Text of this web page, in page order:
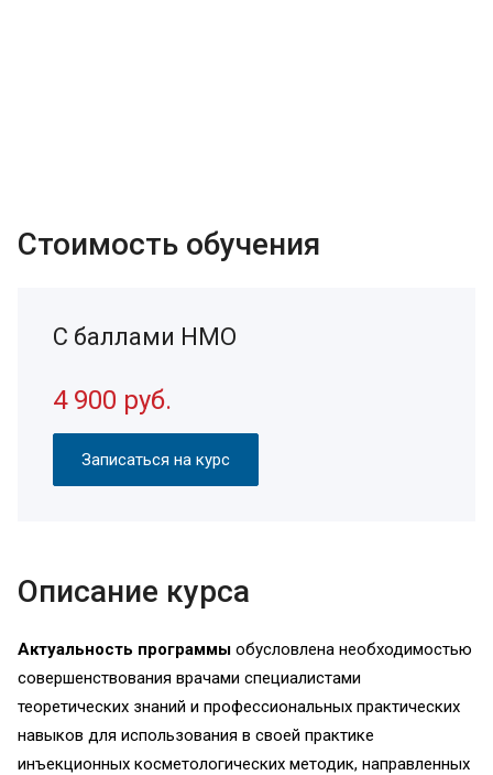
Стоимость обучения
С баллами НМО
4 900 руб.
Записаться на курс
Описание курса
Актуальность программы обусловлена необходимостью
совершенствования врачами специалистами
теоретических знаний и профессиональных практических
навыков для использования в своей практике
инъекционных косметологических методик, направленных